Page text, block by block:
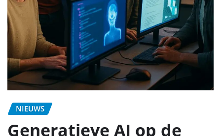
NIEUWS
Generatieve AI op de